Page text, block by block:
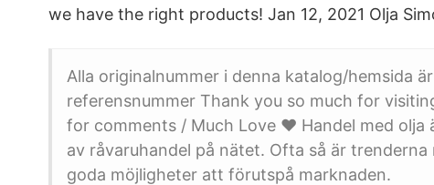
we have the right products! Jan 12, 2021 Olja
Alla originalnummer i denna katalog/hemsida
referensnummer Thank you so much for
for comments / Much Love ♥ Handel med olja
av råvaruhandel på nätet. Ofta så är
goda möjligheter att förutspå marknaden.